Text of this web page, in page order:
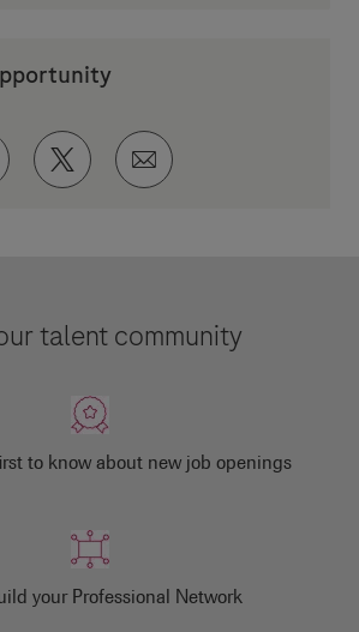
LinkedIn
Share via Facebook
Share via twitter
Share via email
talent community
to know about new job openings
your Professional Network